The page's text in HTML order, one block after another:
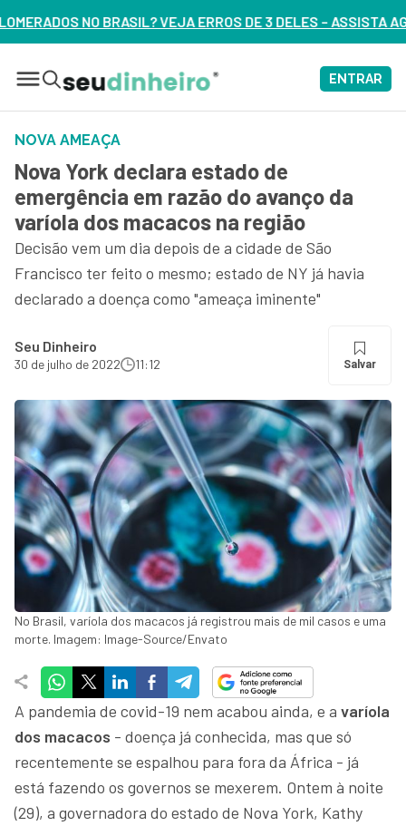
DE 3 DELES – ASSISTA AGORA
ENTRAR
NOVA AMEAÇA
Nova York declara estado de
emergência em razão do avanço da
varíola dos macacos na região
Decisão vem um dia depois de a cidade de São
Francisco ter feito o mesmo; estado de NY já havia
declarado a doença como "ameaça iminente"
Seu Dinheiro
30 de julho de 2022 11:12 Salvar
No Brasil, varíola dos macacos já registrou mais de mil casos e uma
morte. Imagem: Image-Source/Envato
A pandemia de covid-19 nem acabou ainda, e a varíola
dos macacos - doença já conhecida, mas que só
recentemente se espalhou para fora da África - já
está fazendo os governos se mexerem. Ontem à noite
(29), a governadora do estado de Nova York, Kathy